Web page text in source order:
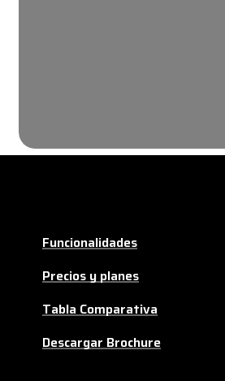
Funcionalidades
Precios y planes
Tabla Comparativa
Descargar Brochure